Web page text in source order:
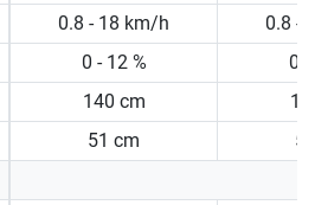
0.8 - 18 km/h
0.8 -
0 - 12 %
0 -
140 cm
51 cm